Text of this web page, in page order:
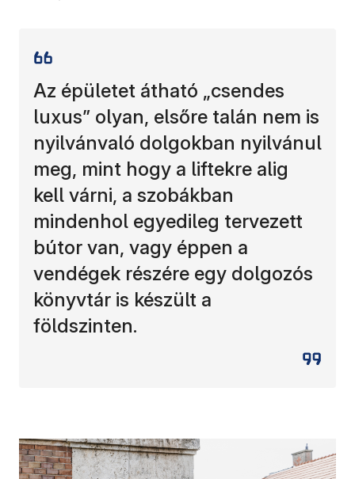
Az épületet átható „csendes
luxus” olyan, elsőre talán nem is
nyilvánvaló dolgokban nyilvánul
meg, mint hogy a liftekre alig
kell várni, a szobákban
mindenhol egyedileg tervezett
bútor van, vagy éppen a
vendégek részére egy dolgozós
könyvtár is készült a
földszinten.